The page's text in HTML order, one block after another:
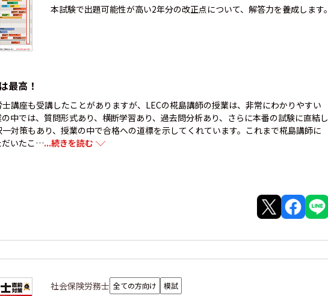
本試験で出題可能性が高い2年分の改正点について、解答力を養成します。
最高！
講座も受講したことがありますが、LECの椛島講師の授業は、非常にわかりやすい
中では、質問形式あり、横断学習あり、過去問分析あり、さらに本番の試験に直結し
対策もあり、授業の中で合格への道標を示してくれています。これまで椛島講師に
だいたこ…...続きを読む
社会保険労務士 全ての方向け 模試